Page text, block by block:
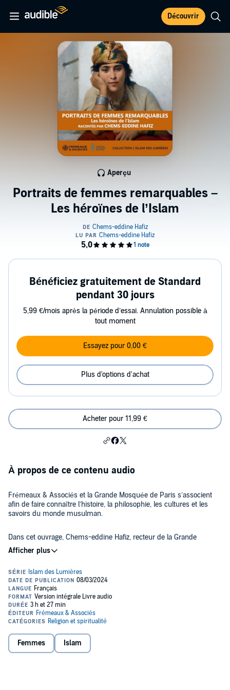
Découvrir
Portraits de femmes remarquables –
Les héroïnes de l’Islam
Aperçu
Bénéficiez gratuitement de Standard
pendant 30 jours
5,99 €/mois après la période d’essai. Annulation possible à
tout moment
Essayez pour 0,00 €
Plus d'options d'achat
Acheter pour 11,99 €
À propos de ce contenu audio
Frémeaux & Associés et la Grande Mosquée de Paris s’associent
afin de faire connaître l’histoire, la philosophie, les cultures et les
savoirs du monde musulman.
Dans cet ouvrage, Chems-eddine Hafiz, recteur de la Grande
Mosquée de Paris, explore les parcours de femmes musulmanes
exceptionnelles, dévoilant leurs rôles influents, souvent méconnus,
jusqu’à nos jours.
L’auteur nous présente ces héroïnes, qu’elles soient femmes de
lettres, scientifiques, artistes, mystiques, figures de pouvoir ou
encore guerrières, soulignant leur rôle essentiel dans la genèse et
l’enrichissement de l’islam contemporain.
Dans une éloquence claire, Chems-eddine Hafiz nous guide à la
découverte des nombreuses et diverses contributions apportées
Femmes Islam